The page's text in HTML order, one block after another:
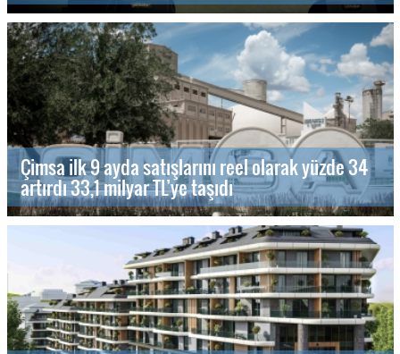
Çimsa ilk 9 ayda satışlarını reel olarak yüzde 34
artırdı 33,1 milyar TL’ye taşıdı